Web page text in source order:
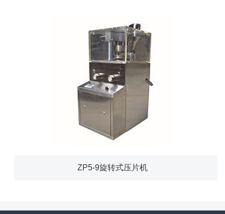
ZP5-9旋转式压片机